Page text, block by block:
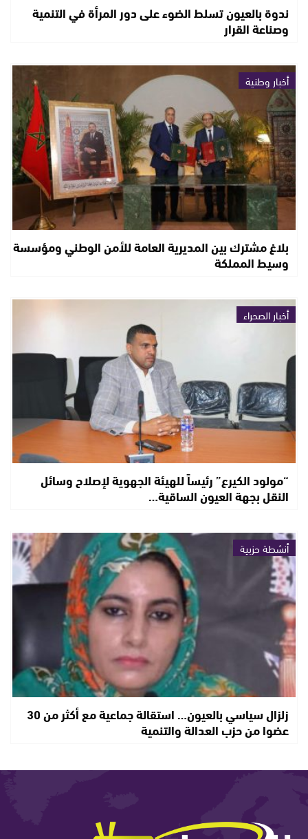
ندوة بالعيون تسلط الضوء على دور المرأة في التنمية
وصناعة القرار
أخبار وطنية
بلاغ مشترك بين المديرية العامة للأمن الوطني ومؤسسة
وسيط المملكة
أخبار الصحراء
“مولود الكيرع” رئيساً للهيئة الجهوية لإصلاح وسائل
النقل بجهة العيون الساقية…
أنشطة حزبية
زلزال سياسي بالعيون… استقالة جماعية مع أكثر من 30
عضوا من حزب العدالة والتنمية